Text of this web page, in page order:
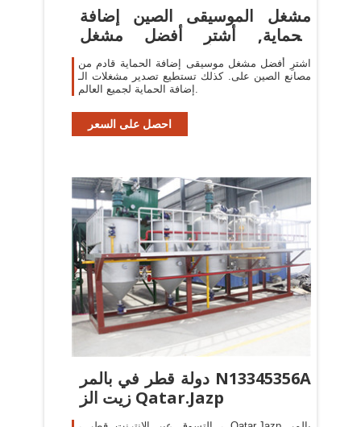
مشغل الموسيقى الصين إضافة
الحماية, أشترِ أفضل مشغل
موسيقى
اشترِ أفضل مشغل موسيقى إضافة الحماية قادم من
مصانع الصين على. كذلك تستطيع تصدير مشغلات الـ
إضافة الحماية لجميع العالم.
احصل على السعر
دولة قطر في بالمر N13345356A
زيت الز Qatar.Jazp